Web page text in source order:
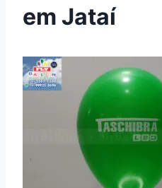
em Jataí